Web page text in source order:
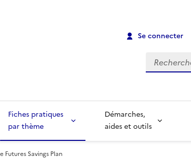
Se connecter
Recherche
Fiches pratiques
par thème
Démarches,
aides et outils
Futures Savings Plan